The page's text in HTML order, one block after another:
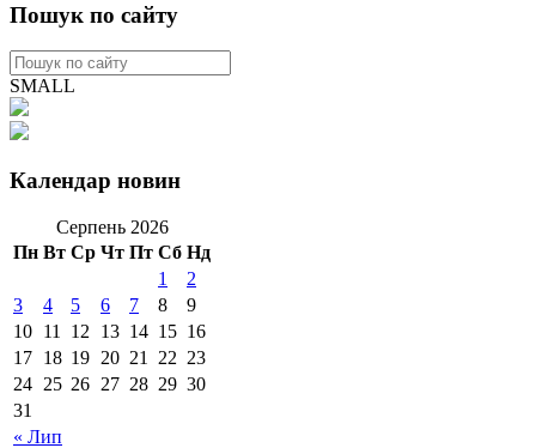
Пошук по сайту
SMALL
Календар новин
Серпень 2026
Пн Вт Ср Чт Пт Сб Нд
« Лип
1
2
3
4 5 6 7 8
9
10 11 12 13 14 15 16
17 18 19 20 21 22 23
24 25 26 27 28 29 30
31